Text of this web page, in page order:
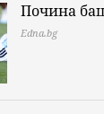
Почина
Edna.bg